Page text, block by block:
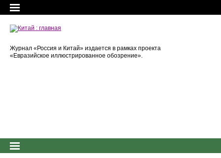
Журнал «Россия и Китай» издается в рамках проекта
«Евразийское иллюстрированное обозрение».